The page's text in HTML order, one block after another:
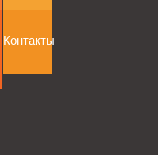
Контакты